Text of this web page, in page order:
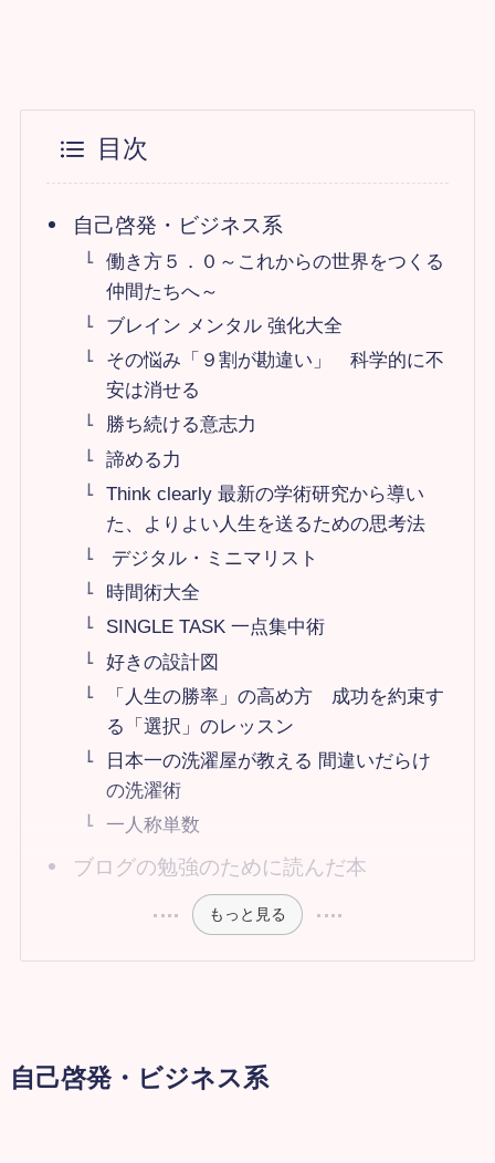
目次
自己啓発・ビジネス系
働き方５．０～これからの世界をつくる
仲間たちへ～
ブレイン メンタル 強化大全
その悩み「９割が勘違い」 科学的に不
安は消せる
勝ち続ける意志力
諦める力
Think clearly 最新の学術研究から導い
た、よりよい人生を送るための思考法
デジタル・ミニマリスト
時間術大全
SINGLE TASK 一点集中術
好きの設計図
「人生の勝率」の高め方 成功を約束す
る「選択」のレッスン
日本一の洗濯屋が教える 間違いだらけ
の洗濯術
一人称単数
ブログの勉強のために読んだ本
もっと見る
自己啓発・ビジネス系